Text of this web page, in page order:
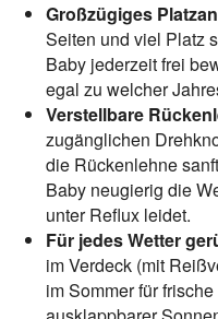
Großzügiges
Seiten und viel Platz
Baby jederzeit frei
egal zu welcher
Verstellbare
zugänglichen
die Rückenlehne
Baby neugierig die
unter Reflux leidet.
Für jedes Wetter
im Verdeck (mit
im Sommer für